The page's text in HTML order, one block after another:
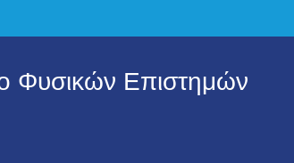
Φυσικών Επιστημών